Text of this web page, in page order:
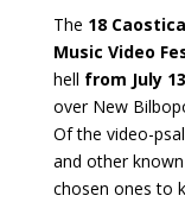
The 18
Music Video
hell from July
over New
Of the video-
and other
chosen ones to